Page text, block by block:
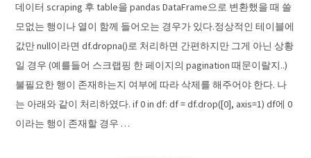
데이터 scraping 후 table을 pandas DataFrame으로 변환했을 때 쓸
모없는 행이나 열이 함께 들어오는 경우가 있다.정상적인 테이블에
값만 null이라면 df.dropna()로 처리하면 간편하지만 그게 아닌 상황
일 경우 (예를들어 스크랩핑 한 페이지의 pagination 때문이랄지..)
불필요한 행이 존재하는지 여부에 따라 삭제를 해주어야 한다. 나
는 아래와 같이 처리하였다. if 0 in df: df = df.drop([0], axis=1) df에 0
이라는 행이 존재할 경우 …